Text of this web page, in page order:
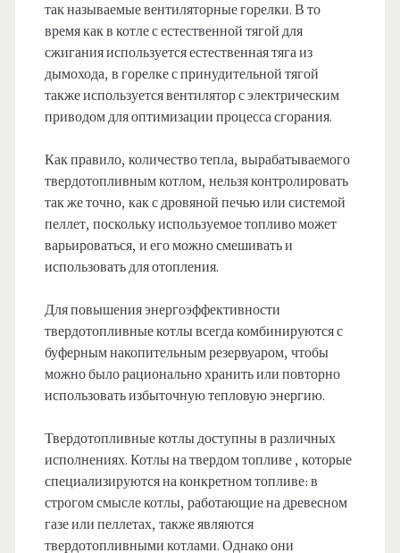
так называемые вентиляторные горелки. В то
время как в котле с естественной тягой для
сжигания используется естественная тяга из
дымохода, в горелке с принудительной тягой
также используется вентилятор с электрическим
приводом для оптимизации процесса сгорания.
Как правило, количество тепла, вырабатываемого
твердотопливным котлом, нельзя контролировать
так же точно, как с дровяной печью или системой
пеллет, поскольку используемое топливо может
варьироваться, и его можно смешивать и
использовать для отопления.
Для повышения энергоэффективности
твердотопливные котлы всегда комбинируются с
буферным накопительным резервуаром, чтобы
можно было рационально хранить или повторно
использовать избыточную тепловую энергию.
Твердотопливные котлы доступны в различных
исполнениях. Котлы на твердом топливе , которые
специализируются на конкретном топливе: в
строгом смысле котлы, работающие на древесном
газе или пеллетах, также являются
твердотопливными котлами. Однако они